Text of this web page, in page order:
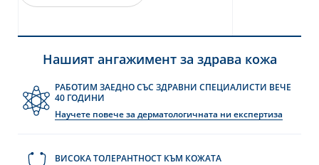
Нашият ангажимент за здрава кожа
РАБОТИМ ЗАЕДНО СЪС ЗДРАВНИ СПЕЦИАЛИСТИ ВЕЧЕ
40 ГОДИНИ
Научете повече за дерматологичната ни експертиза
ВИСОКА ТОЛЕРАНТНОСТ КЪМ КОЖАТА